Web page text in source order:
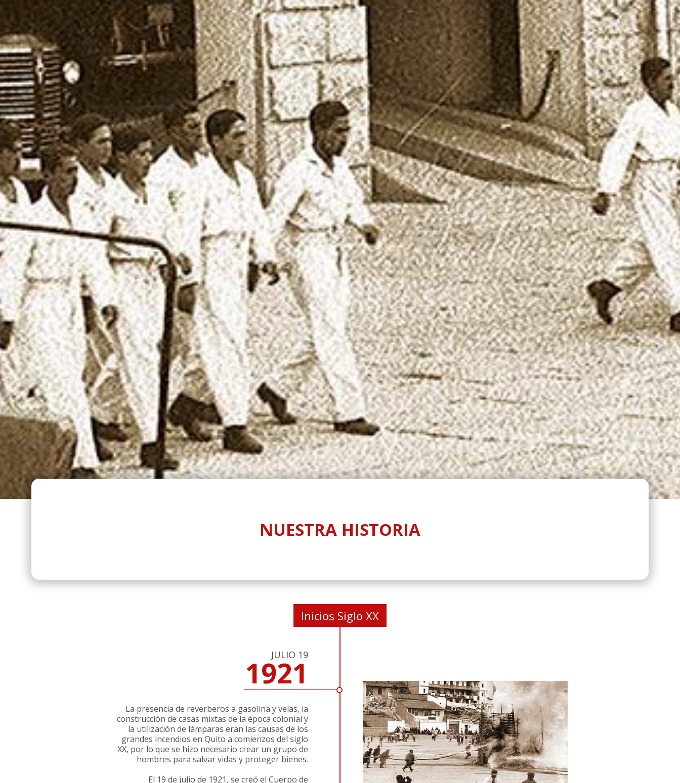
NUESTRA HISTORIA
Inicios Siglo XX
JULIO 19
1921
La presencia de reverberos a gasolina y velas, la
construcción de casas mixtas de la época colonial y
la utilización de lámparas eran las causas de los
grandes incendios en Quito a comienzos del siglo
XX, por lo que se hizo necesario crear un grupo de
hombres para salvar vidas y proteger bienes.
El 19 de julio de 1921, se creó el Cuerpo de